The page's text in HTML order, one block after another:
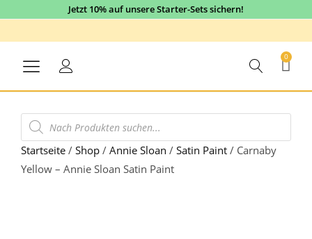
Jetzt 10% auf unsere Starter-Sets sichern!
0
Startseite / Shop / Annie Sloan / Satin Paint / Carnaby
Yellow – Annie Sloan Satin Paint